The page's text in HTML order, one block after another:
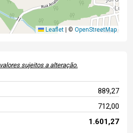
Leaflet © OpenStreetMap
valores sujeitos a alteração.
889,27
712,00
1.601,27